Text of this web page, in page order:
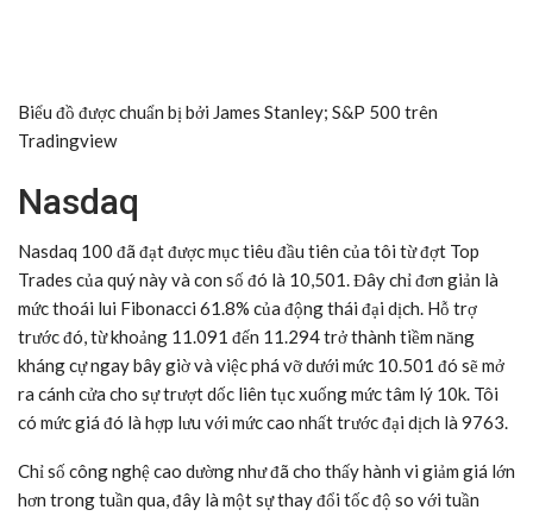
Biểu đồ được chuẩn bị bởi James Stanley; S&P 500 trên
Tradingview
Nasdaq
Nasdaq 100 đã đạt được mục tiêu đầu tiên của tôi từ đợt Top
Trades của quý này và con số đó là 10,501. Đây chỉ đơn giản là
mức thoái lui Fibonacci 61.8% của động thái đại dịch. Hỗ trợ
trước đó, từ khoảng 11.091 đến 11.294 trở thành tiềm năng
kháng cự ngay bây giờ và việc phá vỡ dưới mức 10.501 đó sẽ mở
ra cánh cửa cho sự trượt dốc liên tục xuống mức tâm lý 10k. Tôi
có mức giá đó là hợp lưu với mức cao nhất trước đại dịch là 9763.
Chỉ số công nghệ cao dường như đã cho thấy hành vi giảm giá lớn
hơn trong tuần qua, đây là một sự thay đổi tốc độ so với tuần